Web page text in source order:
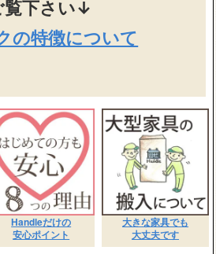
覧下さい↓
の特徴について
Handleだけの
安心ポイント
大きな家具でも
大丈夫です